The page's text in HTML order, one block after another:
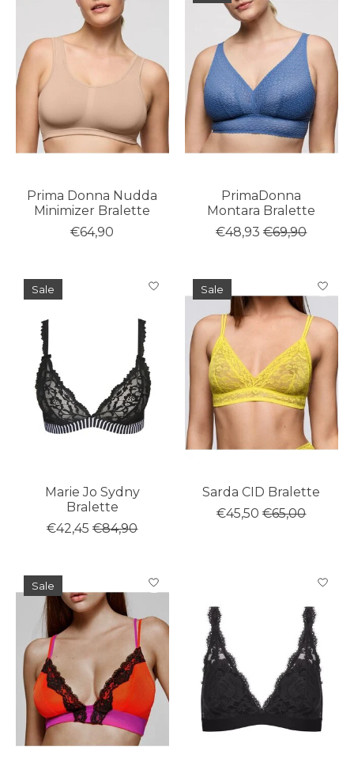
Prima Donna Nudda
Minimizer Bralette
€64,90
PrimaDonna
Montara Bralette
€48,93 €69,90
Sale
Marie Jo Sydny
Bralette
€42,45 €84,90
Sale
Sarda CID Bralette
€45,50 €65,00
Sale